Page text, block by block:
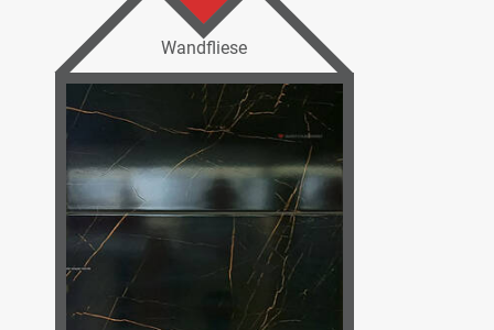
Wandfliese